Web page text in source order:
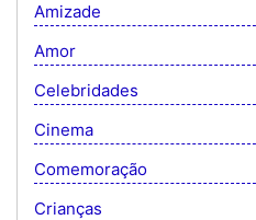
Amizade
Amor
Celebridades
Cinema
Comemoração
Crianças